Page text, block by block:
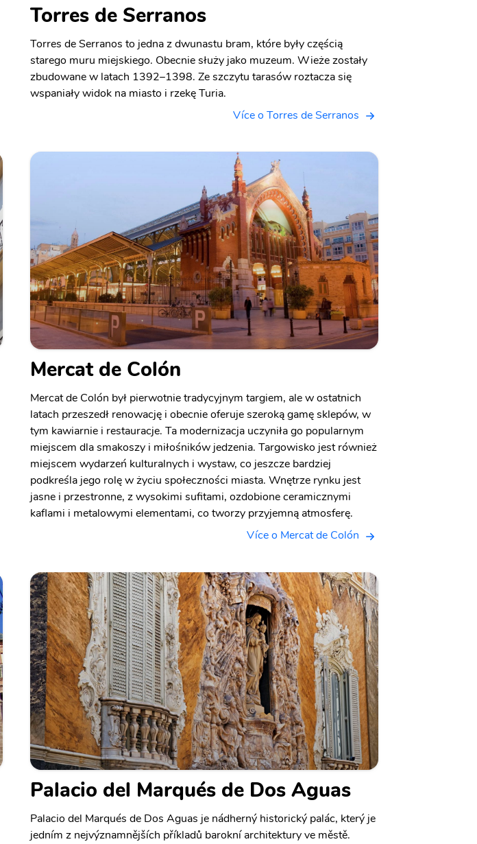
Torres de Serranos
Torres de Serranos to jedna z dwunastu bram, które były częścią
starego muru miejskiego. Obecnie służy jako muzeum. Wieże zostały
zbudowane w latach 1392–1398. Ze szczytu tarasów roztacza się
wspaniały widok na miasto i rzekę Turia.
Více o Torres de Serranos
Mercat de Colón
Mercat de Colón był pierwotnie tradycyjnym targiem, ale w ostatnich
latach przeszedł renowację i obecnie oferuje szeroką gamę sklepów, w
tym kawiarnie i restauracje. Ta modernizacja uczyniła go popularnym
miejscem dla smakoszy i miłośników jedzenia. Targowisko jest również
miejscem wydarzeń kulturalnych i wystaw, co jeszcze bardziej
podkreśla jego rolę w życiu społeczności miasta. Wnętrze rynku jest
jasne i przestronne, z wysokimi sufitami, ozdobione ceramicznymi
kaflami i metalowymi elementami, co tworzy przyjemną atmosferę.
Více o Mercat de Colón
Palacio del Marqués de Dos Aguas
Palacio del Marqués de Dos Aguas je nádherný historický palác, který je
jedním z nejvýznamnějších příkladů barokní architektury ve městě.